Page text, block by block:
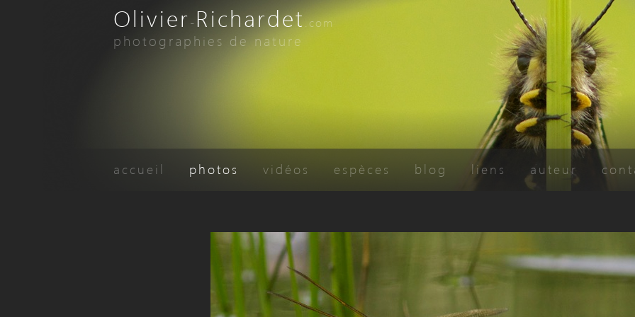
Olivier-Richardet .com
photographies de nature
accueil photos vidéos espèces blog liens auteur